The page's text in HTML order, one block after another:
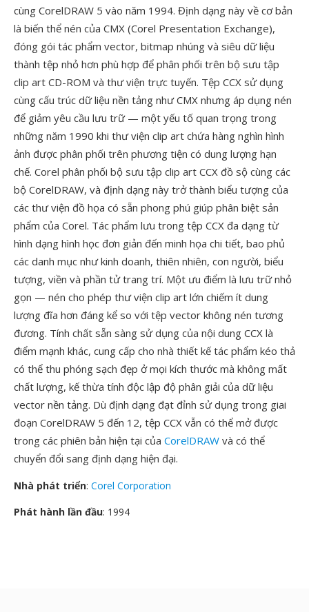
cùng CorelDRAW 5 vào năm 1994. Định dạng này về cơ bản
là biến thể nén của CMX (Corel Presentation Exchange),
đóng gói tác phẩm vector, bitmap nhúng và siêu dữ liệu
thành tệp nhỏ hơn phù hợp để phân phối trên bộ sưu tập
clip art CD-ROM và thư viện trực tuyến. Tệp CCX sử dụng
cùng cấu trúc dữ liệu nền tảng như CMX nhưng áp dụng nén
để giảm yêu cầu lưu trữ — một yếu tố quan trọng trong
những năm 1990 khi thư viện clip art chứa hàng nghìn hình
ảnh được phân phối trên phương tiện có dung lượng hạn
chế. Corel phân phối bộ sưu tập clip art CCX đồ sộ cùng các
bộ CorelDRAW, và định dạng này trở thành biểu tượng của
các thư viện đồ họa có sẵn phong phú giúp phân biệt sản
phẩm của Corel. Tác phẩm lưu trong tệp CCX đa dạng từ
hình dạng hình học đơn giản đến minh họa chi tiết, bao phủ
các danh mục như kinh doanh, thiên nhiên, con người, biểu
tượng, viền và phần tử trang trí. Một ưu điểm là lưu trữ nhỏ
gọn — nén cho phép thư viện clip art lớn chiếm ít dung
lượng đĩa hơn đáng kể so với tệp vector không nén tương
đương. Tính chất sẵn sàng sử dụng của nội dung CCX là
điểm mạnh khác, cung cấp cho nhà thiết kế tác phẩm kéo thả
có thể thu phóng sạch đẹp ở mọi kích thước mà không mất
chất lượng, kế thừa tính độc lập độ phân giải của dữ liệu
vector nền tảng. Dù định dạng đạt đỉnh sử dụng trong giai
đoạn CorelDRAW 5 đến 12, tệp CCX vẫn có thể mở được
trong các phiên bản hiện tại của CorelDRAW và có thể
chuyển đổi sang định dạng hiện đại.
Nhà phát triển: Corel Corporation
Phát hành lần đầu: 1994